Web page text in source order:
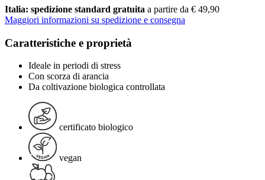
Italia: spedizione standard gratuita a partire da € 49,90
Maggiori informazioni su spedizione e consegna
Caratteristiche e proprietà
Ideale in periodi di stress
Con scorza di arancia
Da coltivazione biologica controllata
certificato biologico
vegan